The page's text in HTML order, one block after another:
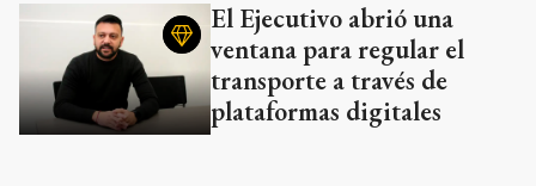
El Ejecutivo abrió una
ventana para regular el
transporte a través de
plataformas digitales